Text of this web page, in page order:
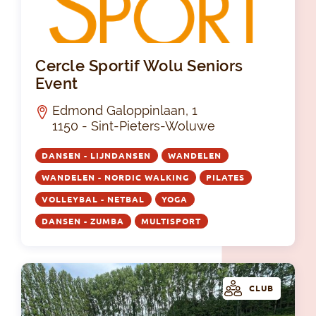
Cercle Sportif Wolu Seniors
Event
Edmond Galoppinlaan, 1
1150 - Sint-Pieters-Woluwe
DANSEN - LIJNDANSEN WANDELEN
WANDELEN - NORDIC WALKING PILATES
VOLLEYBAL - NETBAL YOGA
DANSEN - ZUMBA MULTISPORT
CLUB